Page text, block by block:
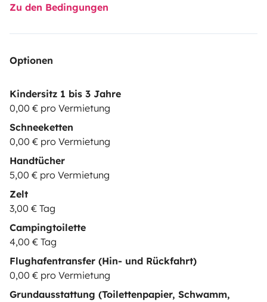
Zu den Bedingungen
Optionen
Kindersitz 1 bis 3 Jahre
0,00 € pro Vermietung
Schneeketten
0,00 € pro Vermietung
Handtücher
5,00 € pro Vermietung
Zelt
3,00 € Tag
Campingtoilette
4,00 € Tag
Flughafentransfer (Hin- und Rückfahrt)
0,00 € pro Vermietung
Grundausstattung (Toilettenpapier, Schwamm,